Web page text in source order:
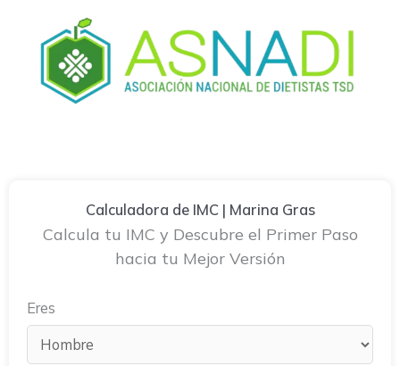
Calculadora de IMC | Marina Gras
Calcula tu IMC y Descubre el Primer Paso
hacia tu Mejor Versión
Eres